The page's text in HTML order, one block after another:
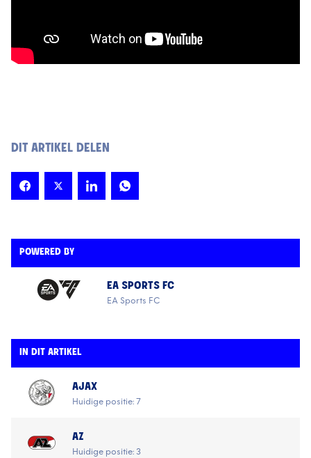
DIT ARTIKEL DELEN
POWERED BY
EA SPORTS FC
EA Sports FC
IN DIT ARTIKEL
AJAX
Huidige positie: 7
AZ
Huidige positie: 3